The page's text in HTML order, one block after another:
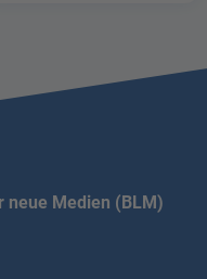
neue Medien (BLM)